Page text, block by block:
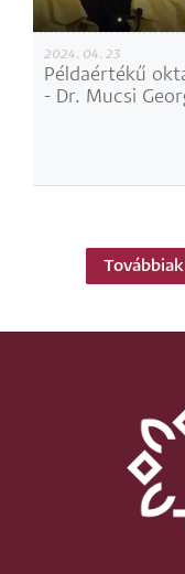
2024. 04. 23
Példaértékű
- Dr. Mucsi